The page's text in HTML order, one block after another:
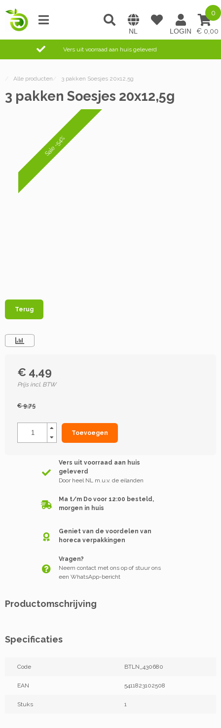
0,00
0
Vers uit voorraad aan huis geleverd
/ Alle producten / 3 pakken Soesjes 20x12,5g
3 pakken Soesjes 20x12,5g
Sale -54%
Terug
€ 4,49
Prijs incl. BTW
€ 9,75
Toevoegen
Vers uit voorraad aan huis
geleverd
Door heel NL m.u.v. de eilanden
Ma t/m Do voor 12:00 besteld,
morgen in huis
Geniet van de voordelen van
horeca verpakkingen
Vragen?
Neem contact met ons op of stuur ons
een WhatsApp-bericht
Productomschrijving
Specificaties
Code BTLN_430680
EAN 5411823102508
Stuks 1